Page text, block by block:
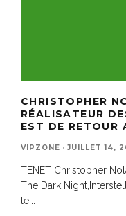
CHRISTOPHER
RÉALISATEUR
EST DE RETOUR
VIPZONE · JUILLET 14,
TENET Christopher
The Dark
le